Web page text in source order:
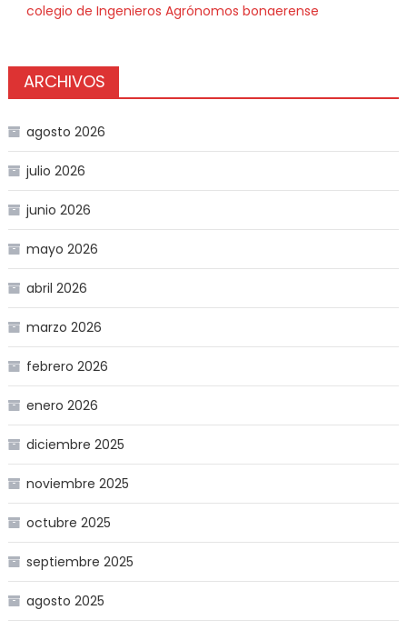
colegio de Ingenieros Agrónomos bonaerense
ARCHIVOS
agosto 2026
julio 2026
junio 2026
mayo 2026
abril 2026
marzo 2026
febrero 2026
enero 2026
diciembre 2025
noviembre 2025
octubre 2025
septiembre 2025
agosto 2025